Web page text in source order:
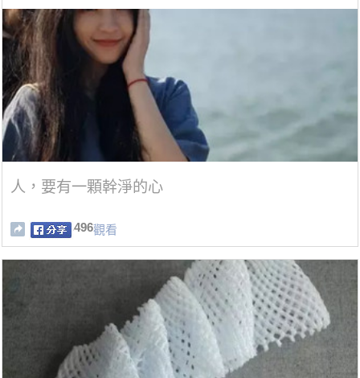
人，要有一顆幹淨的心
496觀看